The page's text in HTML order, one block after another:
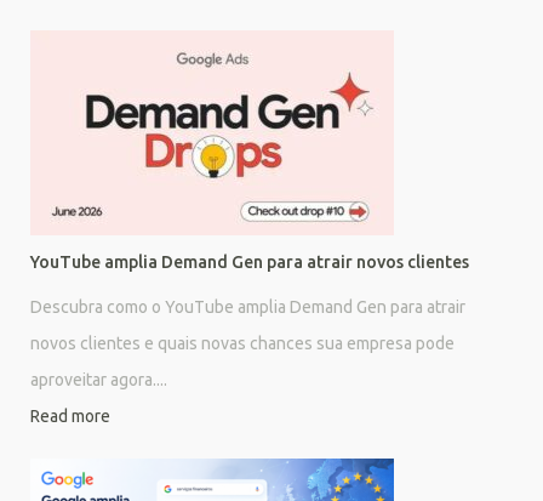
YouTube amplia Demand Gen para atrair novos clientes
Descubra como o YouTube amplia Demand Gen para atrair
novos clientes e quais novas chances sua empresa pode
aproveitar agora....
Read more